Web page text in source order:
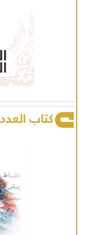
كتاب العدد